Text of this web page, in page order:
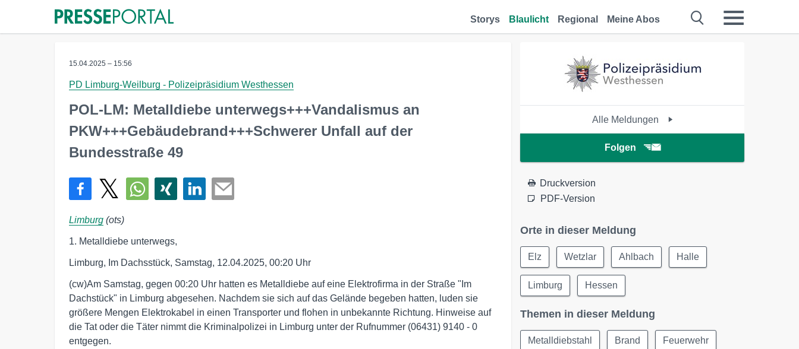
Storys Blaulicht Regional Meine Abos
15.04.2025 – 15:56
PD Limburg-Weilburg - Polizeipräsidium Westhessen
POL-LM: Metalldiebe unterwegs+++Vandalismus an
PKW+++Gebäudebrand+++Schwerer Unfall auf der
Bundesstraße 49
Limburg (ots)
1. Metalldiebe unterwegs,
Limburg, Im Dachsstück, Samstag, 12.04.2025, 00:20 Uhr
(cw)Am Samstag, gegen 00:20 Uhr hatten es Metalldiebe auf eine Elektrofirma in der Straße "Im
Dachstück" in Limburg abgesehen. Nachdem sie sich auf das Gelände begeben hatten, luden sie
größere Mengen Elektrokabel in einen Transporter und flohen in unbekannte Richtung. Hinweise auf
die Tat oder die Täter nimmt die Kriminalpolizei in Limburg unter der Rufnummer (06431) 9140 - 0
entgegen.
Alle Meldungen
Folgen
Druckversion
PDF-Version
Orte in dieser Meldung
Elz Wetzlar Ahlbach Halle
Limburg Hessen
Themen in dieser Meldung
Metalldiebstahl Brand Feuerwehr